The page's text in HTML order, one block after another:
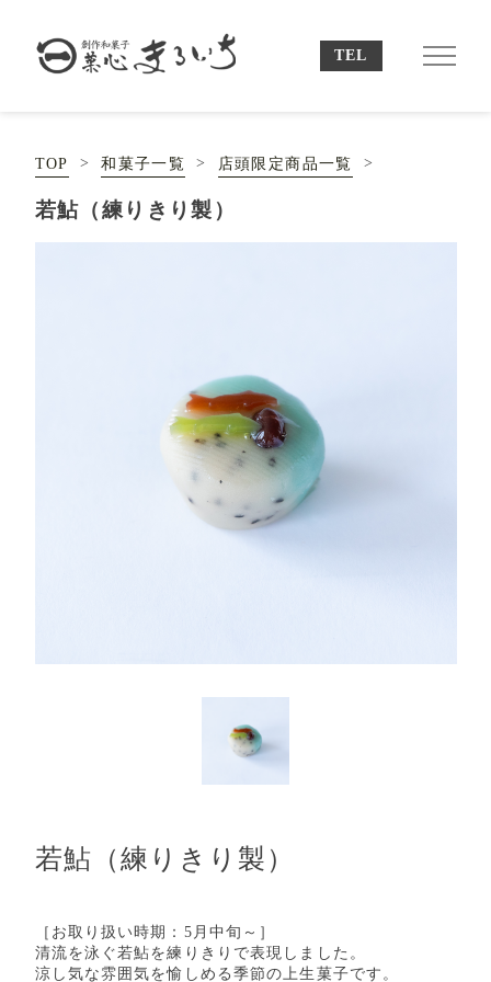
TOP 和菓子一覧 店頭限定商品一覧
若鮎（練りきり製）
若鮎（練りきり製）
［お取り扱い時期：5月中旬～］
清流を泳ぐ若鮎を練りきりで表現しました。
涼し気な雰囲気を愉しめる季節の上生菓子です。